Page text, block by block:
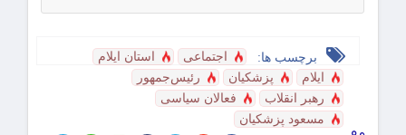
برچسب ها: اجتماعی
استان ایلام
ایلام
پزشکیان
رئیس‌جمهور
رهبر انقلاب
فعالان سیاسی
مسعود پزشکیان